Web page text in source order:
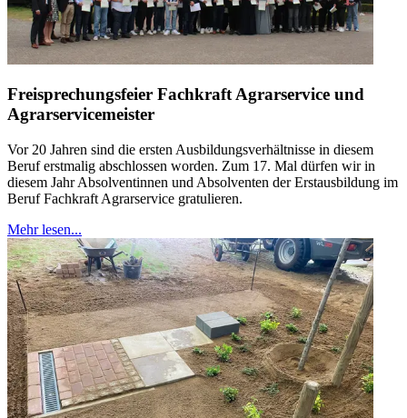
Freisprechungsfeier Fachkraft Agrarservice und
Agrarservicemeister
Vor 20 Jahren sind die ersten Ausbildungsverhältnisse in diesem
Beruf erstmalig abschlossen worden. Zum 17. Mal dürfen wir in
diesem Jahr Absolventinnen und Absolventen der Erstausbildung im
Beruf Fachkraft Agrarservice gratulieren.
Mehr lesen...